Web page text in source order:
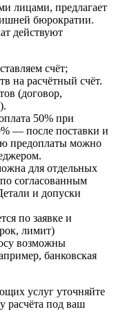
лицами, предлагает
бюрократии.
действуют
счёт;
на расчётный счёт.
(договор,
50% при
— после поставки и
предоплаты можно
для отдельных
согласованным
и допуски
по заявке и
лимит)
возможны
банковская
услуг уточняйте
расчёта под ваш